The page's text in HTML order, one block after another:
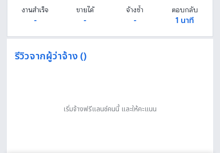
งานสำเร็จ
-
ขายได้
-
จ้างซ้ำ
-
ตอบกลับ
1 นาที
รีวิวจากผู้ว่าจ้าง ()
เริ่มจ้างฟรีแลนซ์คนนี้ และให้คะแนน